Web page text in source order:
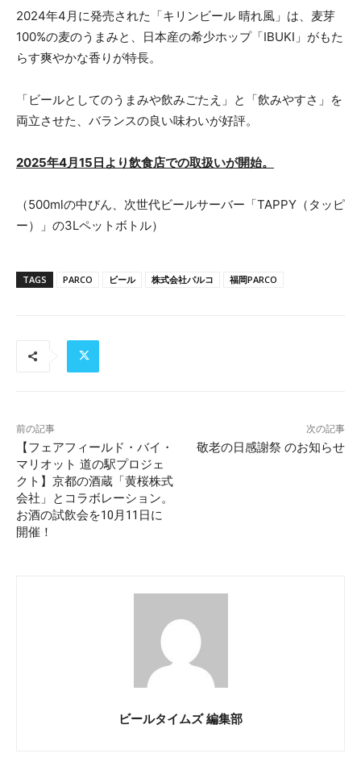
2024年4月に発売された「キリンビール 晴れ風」は、麦芽
100%の麦のうまみと、日本産の希少ホップ「IBUKI」がもた
らす爽やかな香りが特長。
「ビールとしてのうまみや飲みごたえ」と「飲みやすさ」を
両立させた、バランスの良い味わいが好評。
2025年4月15日より飲食店での取扱いが開始。
（500mlの中びん、次世代ビールサーバー「TAPPY（タッピ
ー）」の3Lペットボトル）
TAGS PARCO ビール 株式会社パルコ 福岡PARCO
前の記事
【フェアフィールド・バイ・
マリオット 道の駅プロジェ
クト】京都の酒蔵「黄桜株式
会社」とコラボレーション。
お酒の試飲会を10月11日に
開催！
次の記事
敬老の日感謝祭 のお知らせ
ビールタイムズ 編集部